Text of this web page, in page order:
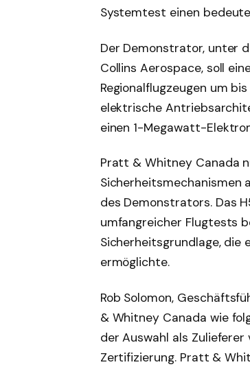
Systemtest einen
Der Demonstrator, unter
Collins Aerospace, soll
Regionalflugzeugen um
elektrische
einen 1-Megawatt-
Pratt & Whitney Canada
Sicherheitsmechanismen
des Demonstrators. Das
umfangreicher Flugtests
Sicherheitsgrundlage, die
ermöglichte.
Rob Solomon,
& Whitney Canada wie
der Auswahl als
Zertifizierung. Pratt &